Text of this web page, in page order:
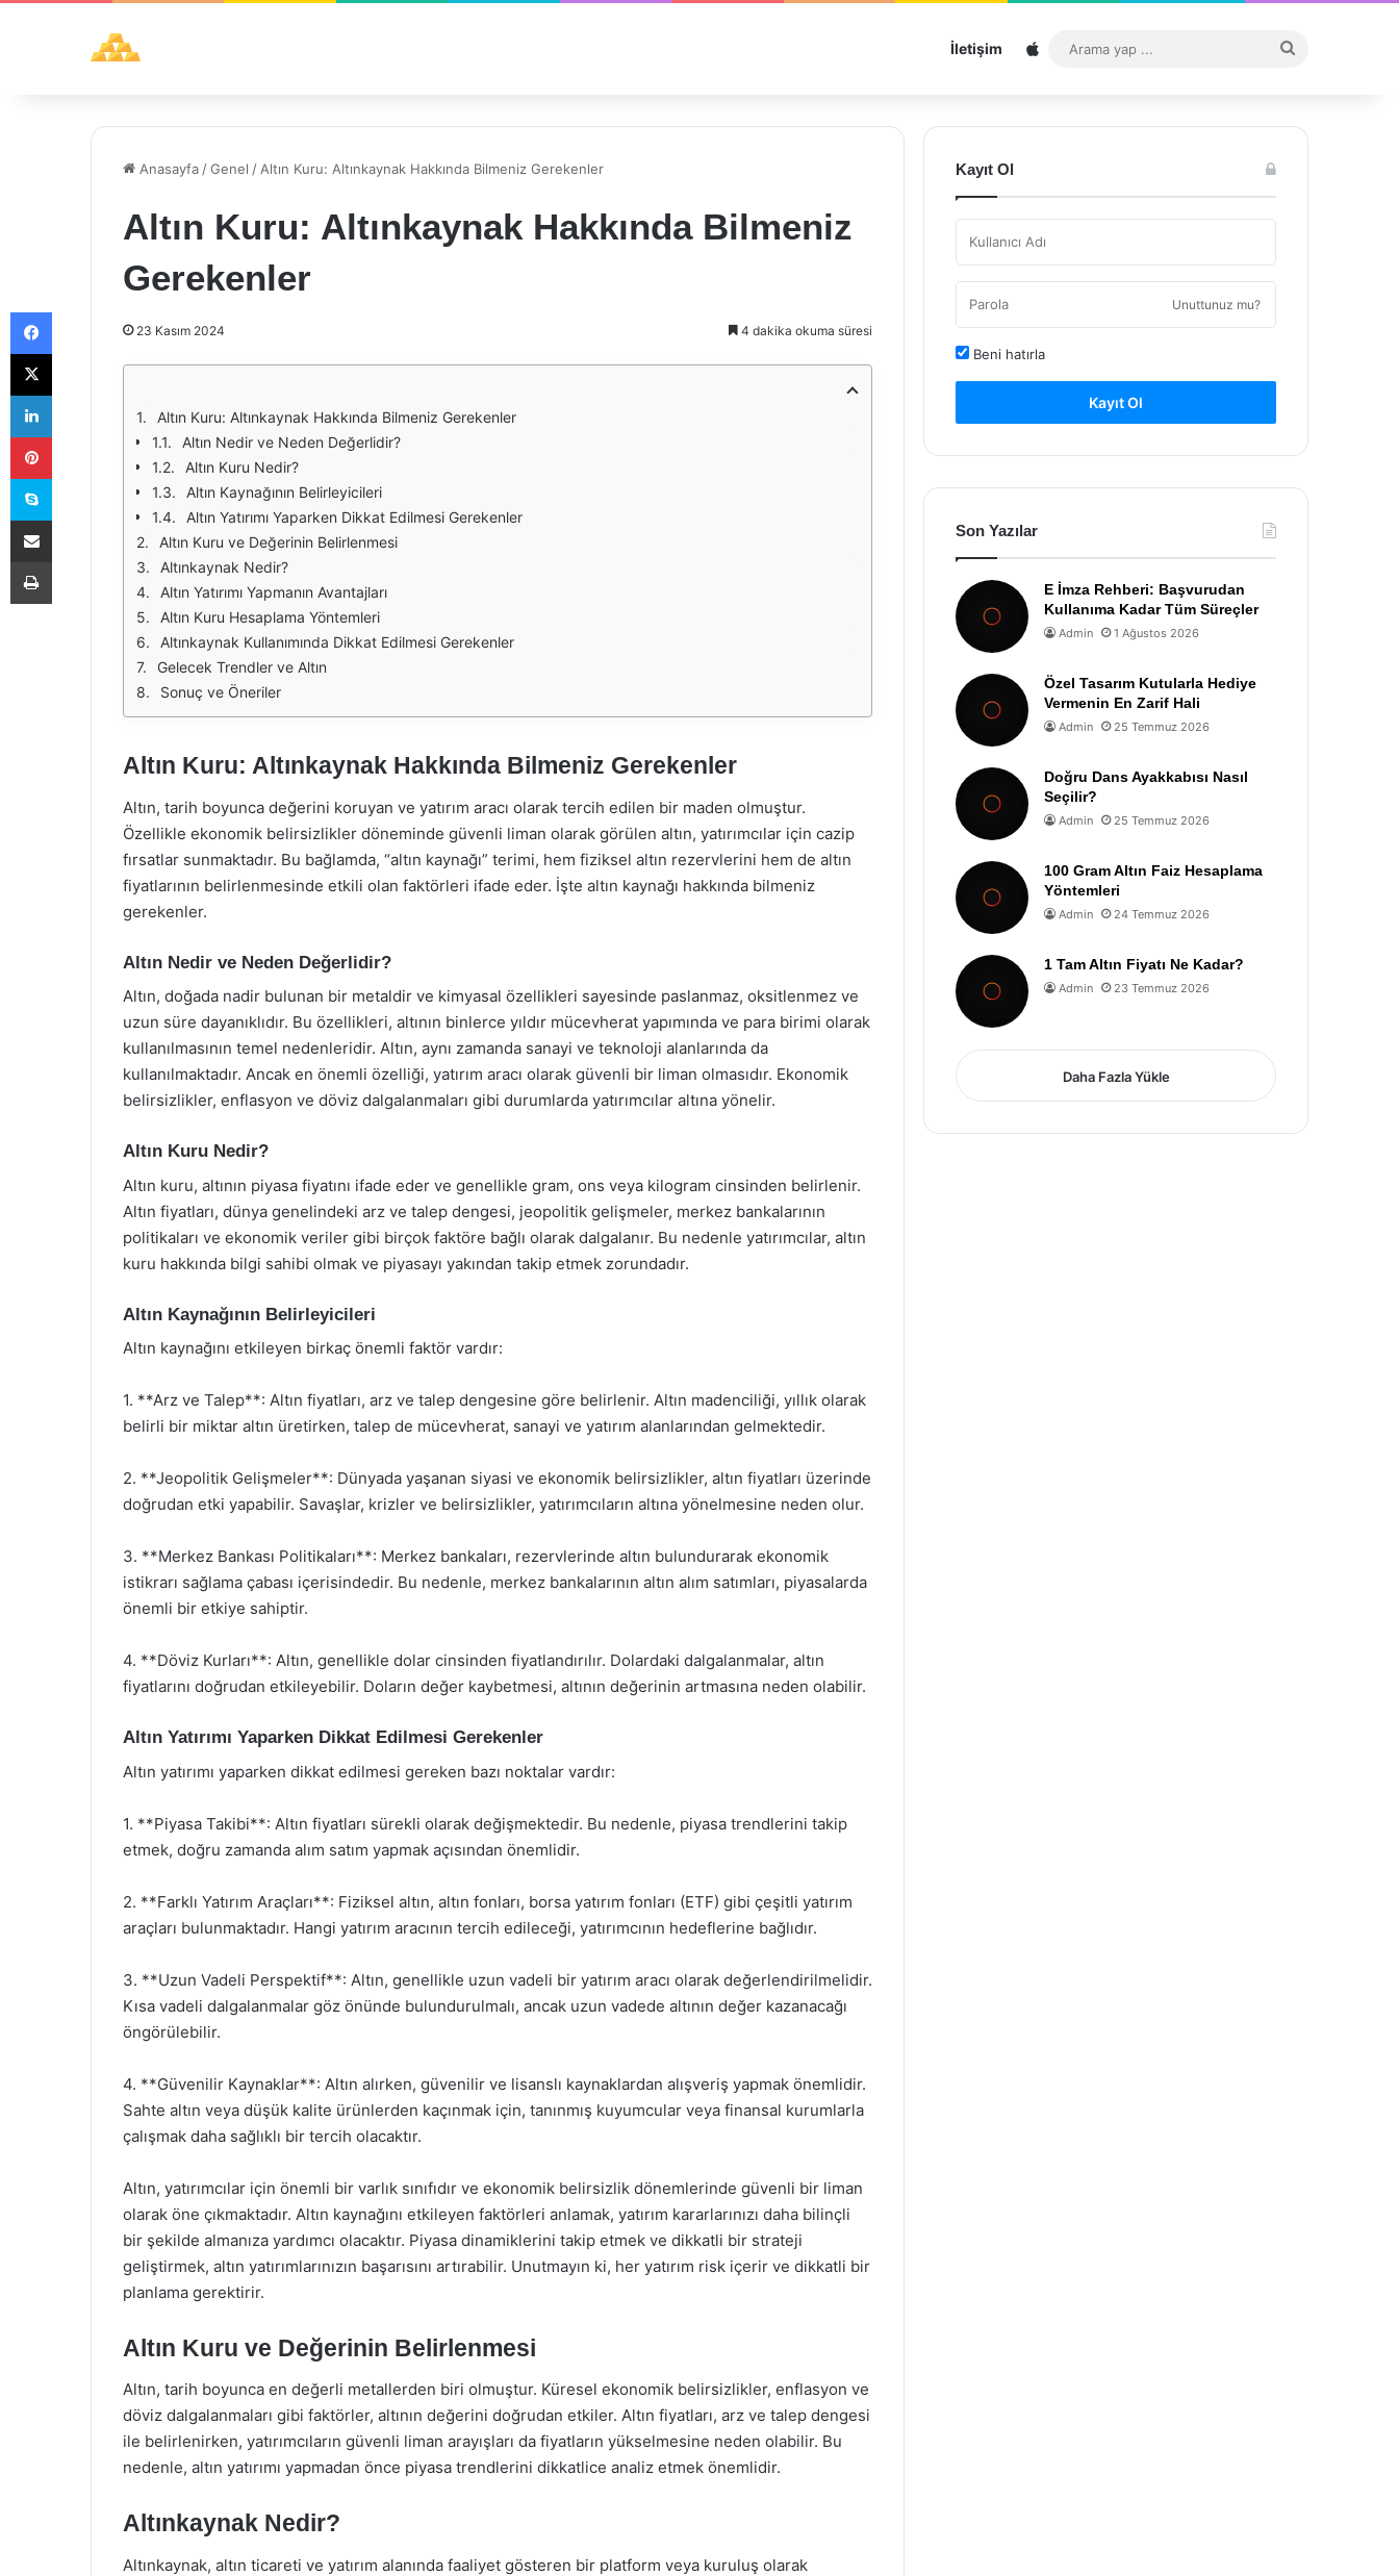
İletişim Sitemap
...
Anasayfa /Genel / Altın Kuru: Altınkaynak Hakkında Bilmeniz Gerekenler
Altın Kuru: Altınkaynak Hakkında Bilmeniz
Gerekenler
23 Kasım 2024 4 dakika okuma süresi
Altın Kuru: Altınkaynak Hakkında Bilmeniz Gerekenler
Altın Nedir ve Neden Değerlidir?
Altın Kuru Nedir?
Altın Kaynağının Belirleyicileri
Altın Yatırımı Yaparken Dikkat Edilmesi Gerekenler
Altın Kuru ve Değerinin Belirlenmesi
Altınkaynak Nedir?
Altın Yatırımı Yapmanın Avantajları
Altın Kuru Hesaplama Yöntemleri
Altınkaynak Kullanımında Dikkat Edilmesi Gerekenler
Gelecek Trendler ve Altın
Sonuç ve Öneriler
Altın Kuru: Altınkaynak Hakkında Bilmeniz Gerekenler
Altın, tarih boyunca değerini koruyan ve yatırım aracı olarak tercih edilen bir maden olmuştur.
Özellikle ekonomik belirsizlikler döneminde güvenli liman olarak görülen altın, yatırımcılar için cazip
fırsatlar sunmaktadır. Bu bağlamda, “altın kaynağı” terimi, hem fiziksel altın rezervlerini hem de altın
fiyatlarının belirlenmesinde etkili olan faktörleri ifade eder. İşte altın kaynağı hakkında bilmeniz
gerekenler.
Altın Nedir ve Neden Değerlidir?
Altın, doğada nadir bulunan bir metaldir ve kimyasal özellikleri sayesinde paslanmaz, oksitlenmez ve
uzun süre dayanıklıdır. Bu özellikleri, altının binlerce yıldır mücevherat yapımında ve para birimi olarak
kullanılmasının temel nedenleridir. Altın, aynı zamanda sanayi ve teknoloji alanlarında da
kullanılmaktadır. Ancak en önemli özelliği, yatırım aracı olarak güvenli bir liman olmasıdır. Ekonomik
belirsizlikler, enflasyon ve döviz dalgalanmaları gibi durumlarda yatırımcılar altına yönelir.
Altın Kuru Nedir?
Altın kuru, altının piyasa fiyatını ifade eder ve genellikle gram, ons veya kilogram cinsinden belirlenir.
Altın fiyatları, dünya genelindeki arz ve talep dengesi, jeopolitik gelişmeler, merkez bankalarının
politikaları ve ekonomik veriler gibi birçok faktöre bağlı olarak dalgalanır. Bu nedenle yatırımcılar, altın
kuru hakkında bilgi sahibi olmak ve piyasayı yakından takip etmek zorundadır.
Altın Kaynağının Belirleyicileri
Altın kaynağını etkileyen birkaç önemli faktör vardır:
1. **Arz ve Talep**: Altın fiyatları, arz ve talep dengesine göre belirlenir. Altın madenciliği, yıllık olarak
belirli bir miktar altın üretirken, talep de mücevherat, sanayi ve yatırım alanlarından gelmektedir.
2. **Jeopolitik Gelişmeler**: Dünyada yaşanan siyasi ve ekonomik belirsizlikler, altın fiyatları üzerinde
doğrudan etki yapabilir. Savaşlar, krizler ve belirsizlikler, yatırımcıların altına yönelmesine neden olur.
3. **Merkez Bankası Politikaları**: Merkez bankaları, rezervlerinde altın bulundurarak ekonomik
istikrarı sağlama çabası içerisindedir. Bu nedenle, merkez bankalarının altın alım satımları, piyasalarda
önemli bir etkiye sahiptir.
4. **Döviz Kurları**: Altın, genellikle dolar cinsinden fiyatlandırılır. Dolardaki dalgalanmalar, altın
fiyatlarını doğrudan etkileyebilir. Doların değer kaybetmesi, altının değerinin artmasına neden olabilir.
Altın Yatırımı Yaparken Dikkat Edilmesi Gerekenler
Altın yatırımı yaparken dikkat edilmesi gereken bazı noktalar vardır:
1. **Piyasa Takibi**: Altın fiyatları sürekli olarak değişmektedir. Bu nedenle, piyasa trendlerini takip
etmek, doğru zamanda alım satım yapmak açısından önemlidir.
2. **Farklı Yatırım Araçları**: Fiziksel altın, altın fonları, borsa yatırım fonları (ETF) gibi çeşitli yatırım
araçları bulunmaktadır. Hangi yatırım aracının tercih edileceği, yatırımcının hedeflerine bağlıdır.
3. **Uzun Vadeli Perspektif**: Altın, genellikle uzun vadeli bir yatırım aracı olarak değerlendirilmelidir.
Kısa vadeli dalgalanmalar göz önünde bulundurulmalı, ancak uzun vadede altının değer kazanacağı
öngörülebilir.
4. **Güvenilir Kaynaklar**: Altın alırken, güvenilir ve lisanslı kaynaklardan alışveriş yapmak önemlidir.
Sahte altın veya düşük kalite ürünlerden kaçınmak için, tanınmış kuyumcular veya finansal kurumlarla
çalışmak daha sağlıklı bir tercih olacaktır.
Altın, yatırımcılar için önemli bir varlık sınıfıdır ve ekonomik belirsizlik dönemlerinde güvenli bir liman
olarak öne çıkmaktadır. Altın kaynağını etkileyen faktörleri anlamak, yatırım kararlarınızı daha bilinçli
bir şekilde almanıza yardımcı olacaktır. Piyasa dinamiklerini takip etmek ve dikkatli bir strateji
geliştirmek, altın yatırımlarınızın başarısını artırabilir. Unutmayın ki, her yatırım risk içerir ve dikkatli bir
planlama gerektirir.
Altın Kuru ve Değerinin Belirlenmesi
Altın, tarih boyunca en değerli metallerden biri olmuştur. Küresel ekonomik belirsizlikler, enflasyon ve
döviz dalgalanmaları gibi faktörler, altının değerini doğrudan etkiler. Altın fiyatları, arz ve talep dengesi
ile belirlenirken, yatırımcıların güvenli liman arayışları da fiyatların yükselmesine neden olabilir. Bu
nedenle, altın yatırımı yapmadan önce piyasa trendlerini dikkatlice analiz etmek önemlidir.
Altınkaynak Nedir?
Altınkaynak, altın ticareti ve yatırım alanında faaliyet gösteren bir platform veya kuruluş olarak
Kayıt Ol
Unuttunuz mu?
Beni hatırla
Kayıt Ol
Son Yazılar
E İmza Rehberi: Başvurudan
Kullanıma Kadar Tüm Süreçler
Admin 1 Ağustos 2026
Özel Tasarım Kutularla Hediye
Vermenin En Zarif Hali
Admin 25 Temmuz 2026
Doğru Dans Ayakkabısı Nasıl
Seçilir?
Admin 25 Temmuz 2026
100 Gram Altın Faiz Hesaplama
Yöntemleri
Admin 24 Temmuz 2026
1 Tam Altın Fiyatı Ne Kadar?
Admin 23 Temmuz 2026
Daha Fazla Yükle
Facebook
X
LinkedIn
Pinterest
Skype
E-Posta ile paylaş